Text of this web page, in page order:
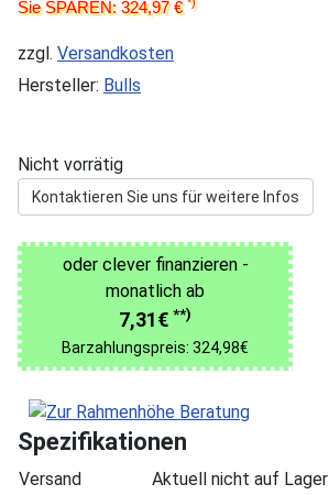
Sie SPAREN: 324,97 €
zzgl. Versandkosten
Hersteller: Bulls
Nicht vorrätig
Kontaktieren Sie uns für weitere Infos
oder clever finanzieren -
monatlich ab
7,31€ **)
Barzahlungspreis: 324,98€
Spezifikationen
Versand
Aktuell nicht auf Lager